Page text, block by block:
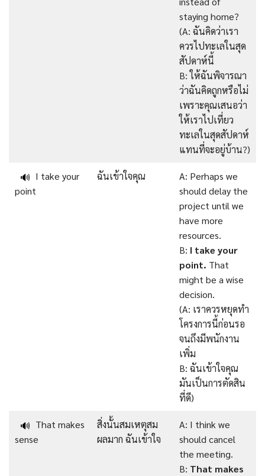
staying home?
(A: ฉันคิดว่าเรา
ควรไปทะเลในสุด
สัปดาห์นี้
B: ให้ฉันพิจารณา
ว่าฉันคิดถูกหรือไม่
เพราะคุณเสนอว่า
ให้เราไปเที่ยว
ทะเลในสุดสัปดาห์
แทนที่จะอยู่บ้าน?)
🔊 I take your
point
ฉันเข้าใจคุณ
A: Perhaps we
should delay the
project until we
have more
resources.
B: I take your
point. That
might be a wise
decision.
(A: เราควรหยุดทำ
โครงการนี้ก่อนรอ
จนถึงมีพนักงาน
เพิ่ม
B: ฉันเข้าใจคุณ
มันเป็นการตัดสิน
ที่ดี)
🔊 That makes
sense
สิ่งนั้นสมเหตุสม
ผลมาก ฉันเข้าใจ
A: I think we
should cancel
the meeting.
B: That makes